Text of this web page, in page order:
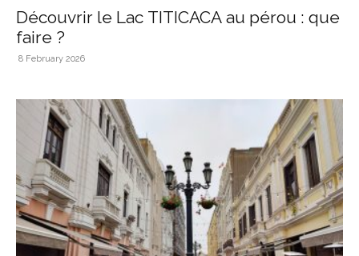
Découvrir le Lac TITICACA au pérou : que
faire ?
8 February 2026